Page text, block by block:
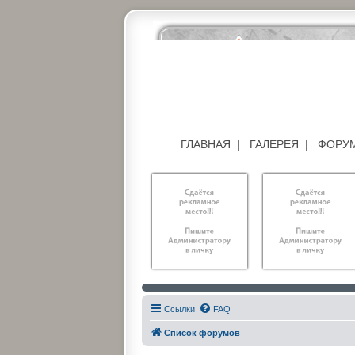
ГЛАВНАЯ | ГАЛЕРЕЯ |
Ссылки FAQ
Список форумов